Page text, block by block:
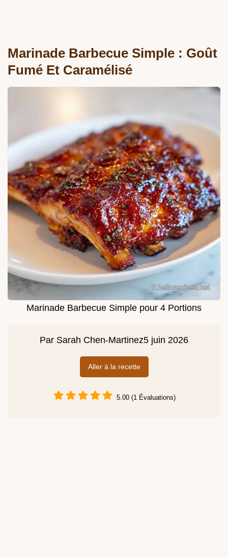
Marinade Barbecue Simple : Goût
Fumé Et Caramélisé
Marinade Barbecue Simple pour 4 Portions
Par Sarah Chen-Martinez5 juin 2026
Aller à la recette
5.00 (1 Évaluations)